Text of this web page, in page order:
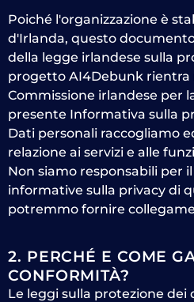
Poiché l'organizzazione è
d'Irlanda, questo
della legge irlandese sulla
progetto AI4Debunk rientra
Commissione irlandese per
presente Informativa sulla
Dati personali raccogliamo
relazione ai servizi e alle
Non siamo responsabili per
informative sulla privacy di
potremmo fornire
2. PERCHÉ E COME
CONFORMITÀ?
Le leggi sulla protezione dei